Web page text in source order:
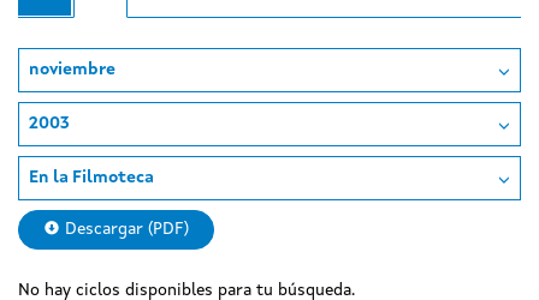
noviembre
2003
En la Filmoteca
Descargar (PDF)
No hay ciclos disponibles para tu búsqueda.